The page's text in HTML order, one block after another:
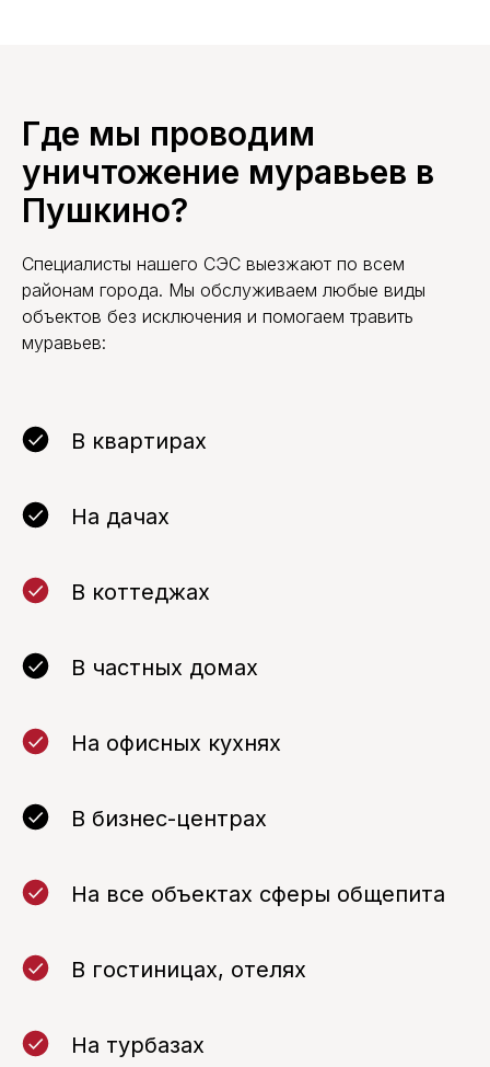
Где мы проводим
уничтожение муравьев в
Пушкино?
Специалисты нашего СЭС выезжают по всем
районам города. Мы обслуживаем любые виды
объектов без исключения и помогаем травить
муравьев:
В квартирах
На дачах
В коттеджах
В частных домах
На офисных кухнях
В бизнес-центрах
На все объектах сферы общепита
В гостиницах, отелях
На турбазах